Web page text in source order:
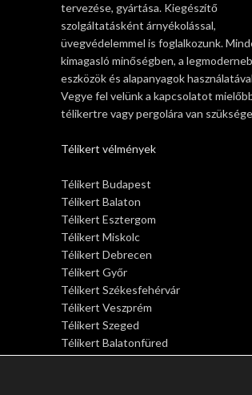
tervezése, gyártása. Kiegészítő
szolgáltatásként árnyékolással,
üvegvédelemmel is foglalkozunk.
kimagasló minőségben, a
eszközök és alapanyagok
Vegye fel velünk a kapcsolatot
télikertre vagy pergolára van
Télikert vélmények
Télikert Budapest
Télikert Balaton
Télikert Esztergom
Télikert Miskolc
Télikert Debrecen
Télikert Győr
Télikert Székesfehérvár
Télikert Veszprém
Télikert Szeged
Télikert Balatonfüred
Télikert Siófok